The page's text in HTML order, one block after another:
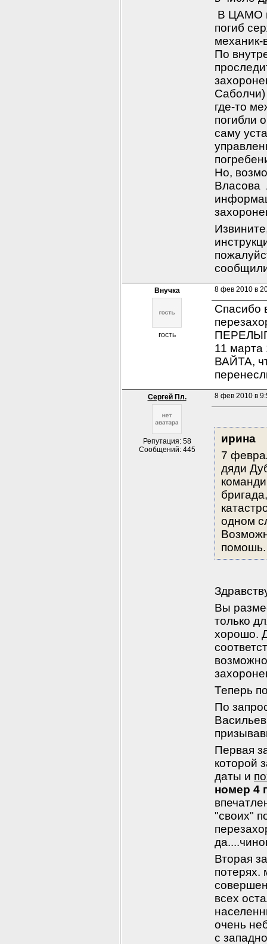
В ЦАМО
погиб
механик-
По
Саболчи)
где-то
погибли
саму
Но,
Власова
Внучка
гость
8 фев 2010 в
Спасибо
11 марта
ВАЙТА,
Сергей Пл.
Репутация: 58
Сообщений: 445
8 фев 2010 в
ирина
7
дяди
одном
Вы
только
хорошо.
Теперь
По
Первая
которой
даты и
номер 4
"своих"
Вторая
потерях.
всех
очень
с